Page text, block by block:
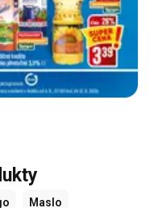
Maslo